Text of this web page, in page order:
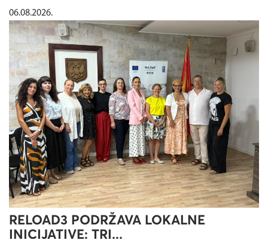
06.08.2026.
RELOAD3 PODRŽAVA LOKALNE
INICIJATIVE: TRI...